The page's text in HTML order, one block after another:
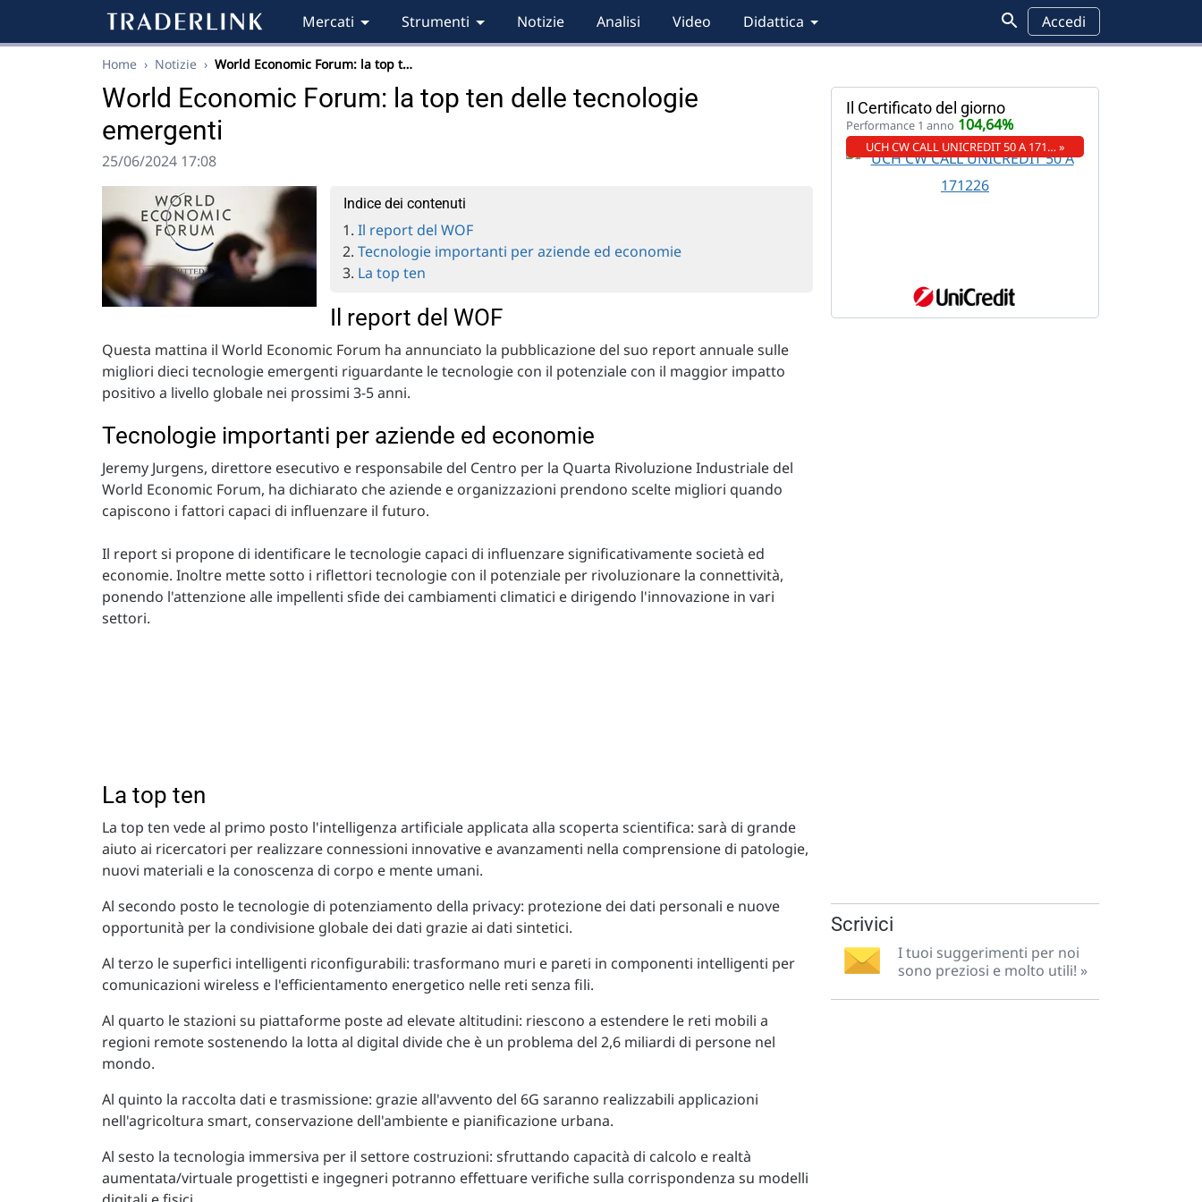
Mercati Strumenti Notizie Analisi Video Didattica Accedi
Home › Notizie › World Economic Forum: la top t…
World Economic Forum: la top ten delle tecnologie
emergenti
25/06/2024 17:08
Indice dei contenuti
Il report del WOF
Tecnologie importanti per aziende ed economie
La top ten
Il report del WOF
Questa mattina il World Economic Forum ha annunciato la pubblicazione del suo report annuale sulle
migliori dieci tecnologie emergenti riguardante le tecnologie con il potenziale con il maggior impatto
positivo a livello globale nei prossimi 3-5 anni.
Tecnologie importanti per aziende ed economie
Jeremy Jurgens, direttore esecutivo e responsabile del Centro per la Quarta Rivoluzione Industriale del
World Economic Forum, ha dichiarato che aziende e organizzazioni prendono scelte migliori quando
capiscono i fattori capaci di influenzare il futuro.
Il report si propone di identificare le tecnologie capaci di influenzare significativamente società ed
economie. Inoltre mette sotto i riflettori tecnologie con il potenziale per rivoluzionare la connettività,
ponendo l'attenzione alle impellenti sfide dei cambiamenti climatici e dirigendo l'innovazione in vari
settori.
La top ten
La top ten vede al primo posto l'intelligenza artificiale applicata alla scoperta scientifica: sarà di grande
aiuto ai ricercatori per realizzare connessioni innovative e avanzamenti nella comprensione di patologie,
nuovi materiali e la conoscenza di corpo e mente umani.
Al secondo posto le tecnologie di potenziamento della privacy: protezione dei dati personali e nuove
opportunità per la condivisione globale dei dati grazie ai dati sintetici.
Al terzo le superfici intelligenti riconfigurabili: trasformano muri e pareti in componenti intelligenti per
comunicazioni wireless e l'efficientamento energetico nelle reti senza fili.
Al quarto le stazioni su piattaforme poste ad elevate altitudini: riescono a estendere le reti mobili a
regioni remote sostenendo la lotta al digital divide che è un problema del 2,6 miliardi di persone nel
mondo.
Al quinto la raccolta dati e trasmissione: grazie all'avvento del 6G saranno realizzabili applicazioni
nell'agricoltura smart, conservazione dell'ambiente e pianificazione urbana.
Al sesto la tecnologia immersiva per il settore costruzioni: sfruttando capacità di calcolo e realtà
aumentata/virtuale progettisti e ingegneri potranno effettuare verifiche sulla corrispondenza su modelli
Il Certificato del giorno
Performance 1 anno 104,64%
UCH CW CALL UNICREDIT 50 A 171… »
Scrivici
I tuoi suggerimenti per noi
sono preziosi e molto utili! »